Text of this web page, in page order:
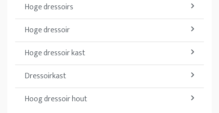
Hoge dressoirs
Hoge dressoir
Hoge dressoir kast
Dressoirkast
Hoog dressoir hout